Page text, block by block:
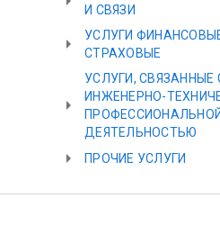
И СВЯЗИ
УСЛУГИ
СТРАХОВЫЕ
УСЛУГИ, СВЯЗАННЫЕ
ИНЖЕНЕРНО-
ПРОФЕССИОНАЛЬНОЙ
ДЕЯТЕЛЬНОСТЬЮ
ПРОЧИЕ УСЛУГИ